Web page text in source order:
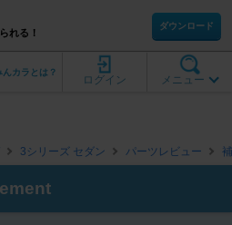
れる！
ダウンロード
メニュー
ログイン
んカラとは？
3シリーズ セダン パーツレビュー